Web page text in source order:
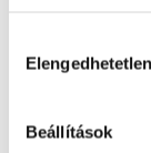
kiválasztása
Elengedhetetlen
Beállítások
Szív és